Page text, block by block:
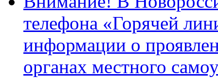
телефона «Горячей
информации о
органах местного